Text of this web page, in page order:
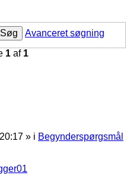
Søg
Avanceret søgning
1 af 1
» i Begynderspørgsmål